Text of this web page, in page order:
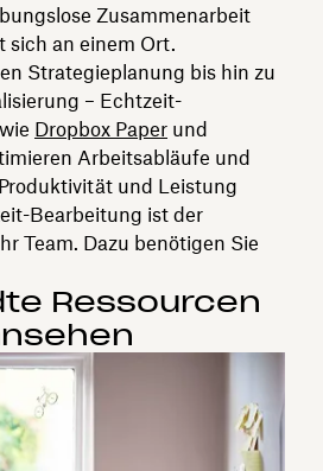
Zusammenarbeit
sich an einem Ort.
Strategieplanung bis hin zu
– Echtzeit-
Dropbox Paper und
Arbeitsabläufe und
und Leistung
Bearbeitung ist der
Team. Dazu benötigen Sie
Ressourcen